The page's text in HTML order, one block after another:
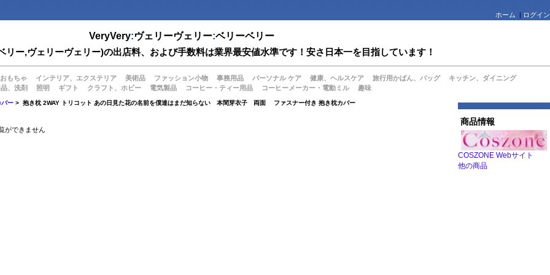
ホーム | ログイン
VeryVery:ヴェリーヴェリー:ベリーベリー
リー,ヴェリーヴェリー)の出店料、および手数料は業界最安値水準です！安さ日本一を目指しています！
おもちゃ インテリア、エクステリア 美術品 ファッション小物 事務用品 パーソナル ケア 健康、ヘルスケア 旅行用かばん、バッグ
キッチン、ダイニング
、洗剤
照明 ギフト クラフト、ホビー 電気製品 コーヒー・ティー用品 コーヒーメーカー・電動ミル 趣味
バー > 抱き枕 2WAY トリコット あの日見た花の名前を僕達はまだ知らない 本間芽衣子 両面 ファスナー付き 抱き枕カバー
ができません
商品情報
COSZONE Webサイト
他の商品